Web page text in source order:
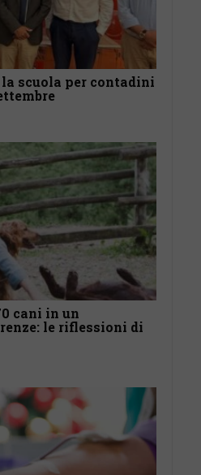
scuola per contadini
cani in un
le riflessioni di